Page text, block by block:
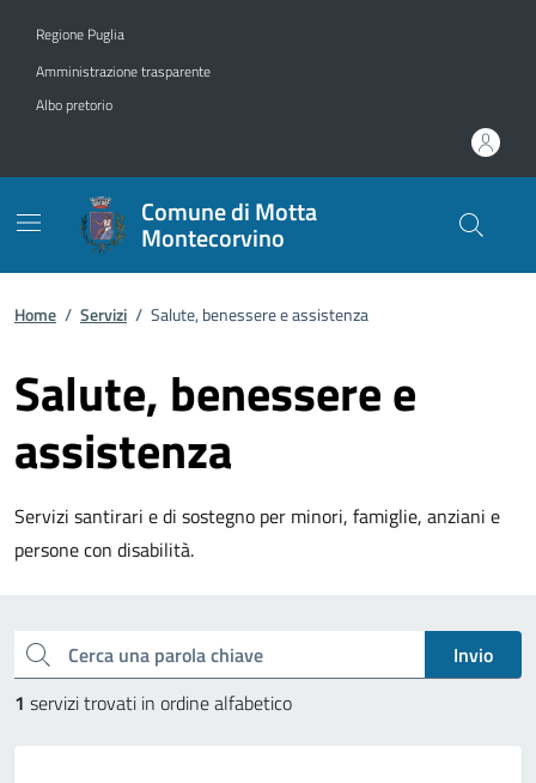
Regione Puglia
Amministrazione trasparente
Albo pretorio
Comune di Motta
Montecorvino
Home / Servizi / Salute, benessere e assistenza
Salute, benessere e
assistenza
Servizi santirari e di sostegno per minori, famiglie, anziani e
persone con disabilità.
Cerca una parola chiave
Invio
1 servizi trovati in ordine alfabetico